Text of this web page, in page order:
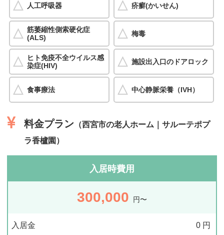
人工呼吸器 疥癬(かいせん)
筋萎縮性側索硬化症
(ALS)
梅毒
ヒト免疫不全ウイルス感
染症(HIV)
施設出入口のドアロック
食事療法 中心静脈栄養（IVH）
料金プラン （西宮市の老人ホーム｜サルーテポプ
ラ香櫨園）
入居時費用
300,000 円〜
入居金 0 円